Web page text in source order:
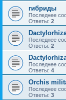
гибриды
Последнее
Ответы: 2
Последнее
Ответы: 2
Последнее
Ответы: 4
Orchis
Последнее
Ответы: 3